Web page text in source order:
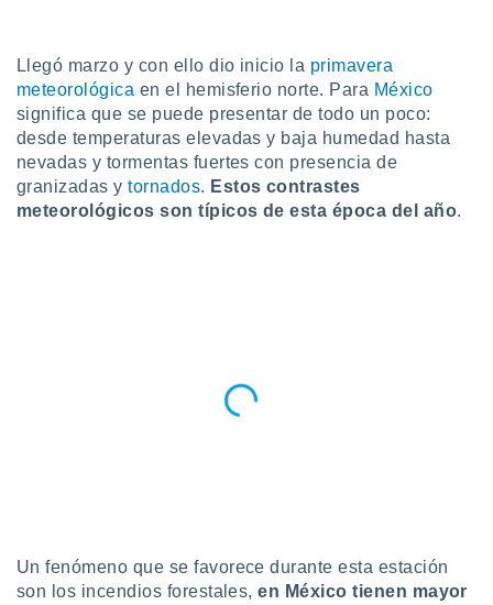
más
nuestra
y
En
Llegó marzo y con ello dio inicio la primavera
meteorológica en el hemisferio norte. Para México
significa que se puede presentar de todo un poco:
desde temperaturas elevadas y baja humedad hasta
nevadas y tormentas fuertes con presencia de
granizadas ytornados. Estos contrastes
meteorológicos son típicos de esta época del año.
Un fenómeno que se favorece durante esta estación
son los incendios forestales,en México tienen mayor